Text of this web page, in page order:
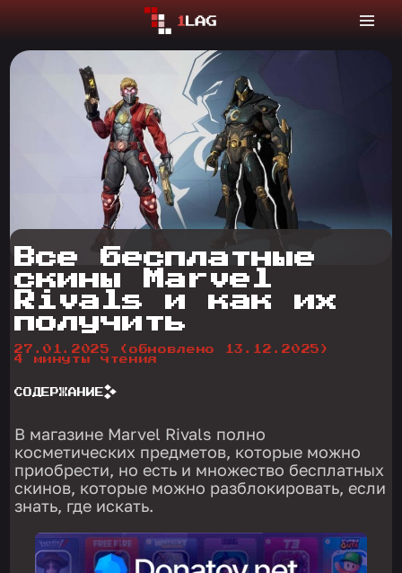
Все бесплатные
скины Marvel
Rivals и как их
получить
27.01.2025
(обновлено 13.12.2025)
4 минуты чтения
СОДЕРЖАНИЕ
В магазине Marvel Rivals полно
косметических предметов, которые можно
приобрести, но есть и множество бесплатных
скинов, которые можно разблокировать, если
знать, где искать.